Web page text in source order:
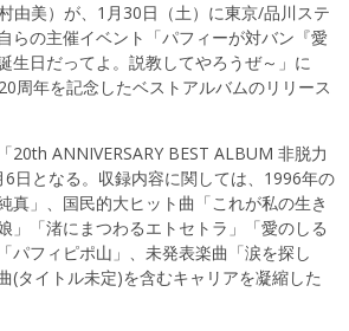
由美）が、1月30日（土）に東京/品川ステ
らの主催イベント「パフィーが対バン『愛
生日だってよ。説教してやろうぜ～」に
周年を記念したベストアルバムのリリース
20th ANNIVERSARY BEST ALBUM 非脱力
日となる。収録内容に関しては、1996年の
真」、国民的大ヒット曲「これが私の生き
」「渚にまつわるエトセトラ」「愛のしる
パフィピポ山」、未発表楽曲「涙を探し
(タイトル未定)を含むキャリアを凝縮した